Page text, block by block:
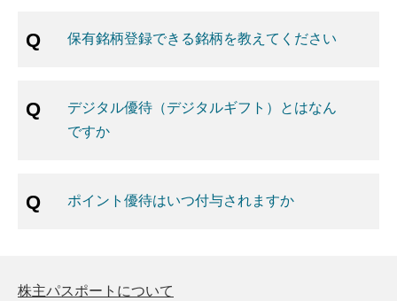
保有銘柄登録できる銘柄を教えてください
デジタル優待（デジタルギフト）とはなん
ですか
ポイント優待はいつ付与されますか
株主パスポートについて